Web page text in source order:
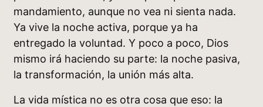
mandamiento, aunque no vea ni sienta nada.
Ya vive la noche activa, porque ya ha
entregado la voluntad. Y poco a poco, Dios
mismo irá haciendo su parte: la noche pasiva,
la transformación, la unión más alta.
La vida mística no es otra cosa que eso: la